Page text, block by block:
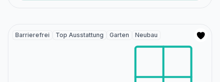
Barrierefrei Top Ausstattung Garten Neubau